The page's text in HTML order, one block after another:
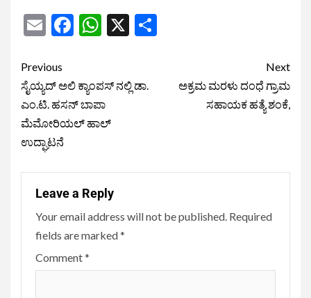
EmailFacebook
WhatsApp
X
Previous
ಸೈಯ್ಯದ್ ಅಲಿ ಕ್ಯಾಂಪಸ್ ನಲ್ಲಿ ಡಾ.
ಎಂ.ಟಿ. ಹಸನ್ ಬಾಪಾ
ಮೆಮೋರಿಯಲ್ ಹಾಲ್
ಉದ್ಘಾಟನೆ
Next
ಅಕ್ರಮ ಮರಳು ದಂಧೆ ಗ್ರಾಮ
ಸಹಾಯಕ ಹತ್ಯೆ ಶಂಕೆ,
Leave a Reply
Your email address will not be published. Required
fields are marked*
Comment*